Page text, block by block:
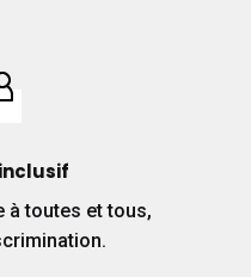
à toutes et tous,